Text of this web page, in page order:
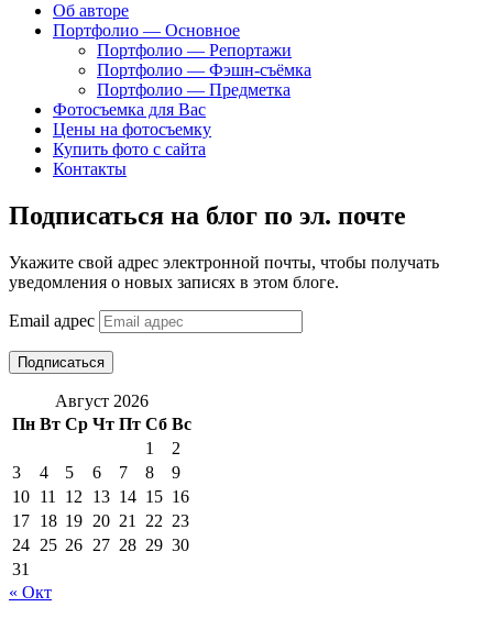
Об авторе
Портфолио — Основное
Портфолио — Репортажи
Портфолио — Фэшн-съёмка
Портфолио — Предметка
Фотосъемка для Вас
Цены на фотосъемку
Купить фото с сайта
Контакты
Подписаться на блог по эл. почте
Укажите свой адрес электронной почты, чтобы получать
уведомления о новых записях в этом блоге.
Email адрес
Подписаться
Август 2026
Пн Вт Ср Чт Пт Сб Вс
1
2
3
4 5 6 7 8
9
10 11 12 13 14 15 16
17 18 19 20 21 22 23
24 25 26 27 28 29 30
31
« Окт